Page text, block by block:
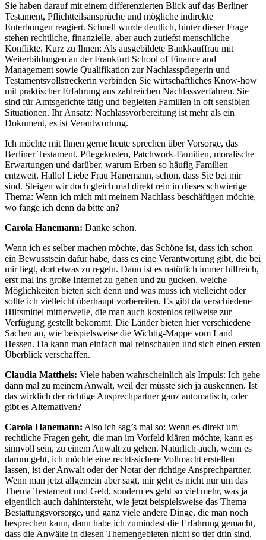
Sie haben darauf mit einem differenzierten Blick auf das Berliner
Testament, Pflichtteilsansprüche und mögliche indirekte
Enterbungen reagiert. Schnell wurde deutlich, hinter dieser Frage
stehen rechtliche, finanzielle, aber auch zutiefst menschliche
Konflikte. Kurz zu Ihnen: Als ausgebildete Bankkauffrau mit
Weiterbildungen an der Frankfurt School of Finance and
Management sowie Qualifikation zur Nachlasspflegerin und
Testamentsvollstreckerin verbinden Sie wirtschaftliches Know-how
mit praktischer Erfahrung aus zahlreichen Nachlassverfahren. Sie
sind für Amtsgerichte tätig und begleiten Familien in oft sensiblen
Situationen. Ihr Ansatz: Nachlassvorbereitung ist mehr als ein
Dokument, es ist Verantwortung.
Ich möchte mit Ihnen gerne heute sprechen über Vorsorge, das
Berliner Testament, Pflegekosten, Patchwork-Familien, moralische
Erwartungen und darüber, warum Erben so häufig Familien
entzweit. Hallo! Liebe Frau Hanemann, schön, dass Sie bei mir
sind. Steigen wir doch gleich mal direkt rein in dieses schwierige
Thema: Wenn ich mich mit meinem Nachlass beschäftigen möchte,
wo fange ich denn da bitte an?
Carola Hanemann: Danke schön.
Wenn ich es selber machen möchte, das Schöne ist, dass ich schon
ein Bewusstsein dafür habe, dass es eine Verantwortung gibt, die bei
mir liegt, dort etwas zu regeln. Dann ist es natürlich immer hilfreich,
erst mal ins große Internet zu gehen und zu gucken, welche
Möglichkeiten bieten sich denn und was muss ich vielleicht oder
sollte ich vielleicht überhaupt vorbereiten. Es gibt da verschiedene
Hilfsmittel mittlerweile, die man auch kostenlos teilweise zur
Verfügung gestellt bekommt. Die Länder bieten hier verschiedene
Sachen an, wie beispielsweise die Wichtig-Mappe vom Land
Hessen. Da kann man einfach mal reinschauen und sich einen ersten
Überblick verschaffen.
Claudia Mattheis: Viele haben wahrscheinlich als Impuls: Ich gehe
dann mal zu meinem Anwalt, weil der müsste sich ja auskennen. Ist
das wirklich der richtige Ansprechpartner ganz automatisch, oder
gibt es Alternativen?
Carola Hanemann: Also ich sag’s mal so: Wenn es direkt um
rechtliche Fragen geht, die man im Vorfeld klären möchte, kann es
sinnvoll sein, zu einem Anwalt zu gehen. Natürlich auch, wenn es
darum geht, ich möchte eine rechtssichere Vollmacht erstellen
lassen, ist der Anwalt oder der Notar der richtige Ansprechpartner.
Wenn man jetzt allgemein aber sagt, mir geht es nicht nur um das
Thema Testament und Geld, sondern es geht so viel mehr, was ja
eigentlich auch dahintersteht, wie jetzt beispielsweise das Thema
Bestattungsvorsorge, und ganz viele andere Dinge, die man noch
besprechen kann, dann habe ich zumindest die Erfahrung gemacht,
dass die Anwälte in diesen Themengebieten nicht so tief drin sind,